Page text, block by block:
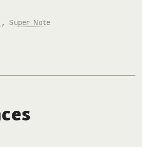
, Super Note